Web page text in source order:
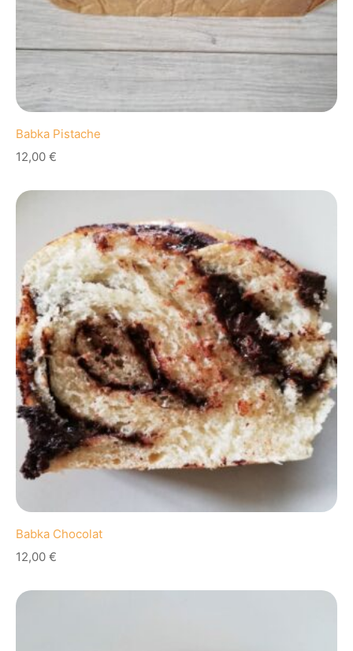
Babka Pistache
12,00 €
Babka Chocolat
12,00 €